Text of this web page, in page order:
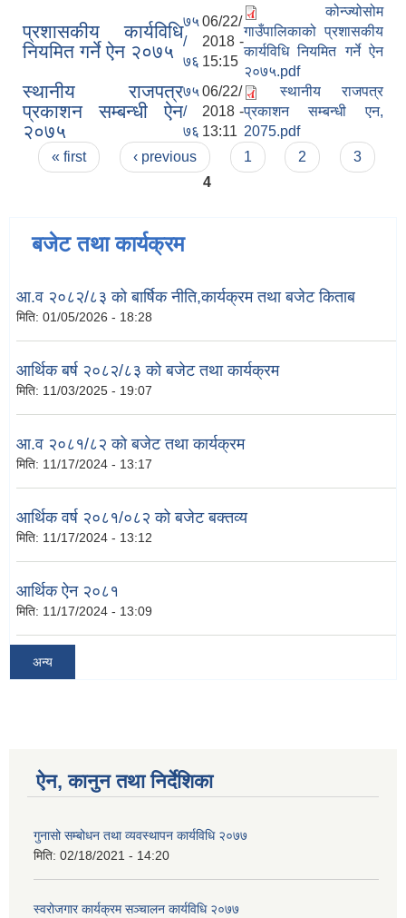
प्रशासकीय कार्यविधि
नियमित गर्ने ऐन २०७५
७५
/
७६
06/22/
2018 -
15:15
कोन्ज्योसोम
गाउँपालिकाको प्रशासकीय
कार्यविधि नियमित गर्ने ऐन
२०७५.pdf
स्थानीय राजपत्र
प्रकाशन सम्बन्धी ऐन
२०७५
७५
/
७६
06/22/
2018 -
13:11
स्थानीय राजपत्र
प्रकाशन सम्बन्धी एन,
2075.pdf
Pages
« first ‹ previous 1 2
3
4
बजेट तथा कार्यक्रम
आ.व २०८२/८३ को बार्षिक नीति,कार्यक्रम तथा बजेट किताब
मिति: 01/05/2026 - 18:28
आर्थिक बर्ष २०८२/८३ को बजेट तथा कार्यक्रम
मिति: 11/03/2025 - 19:07
आ.व २०८१/८२ को बजेट तथा कार्यक्रम
मिति: 11/17/2024 - 13:17
आर्थिक वर्ष २०८१/०८२ को बजेट बक्तव्य
मिति: 11/17/2024 - 13:12
आर्थिक ऐन २०८१
मिति: 11/17/2024 - 13:09
अन्य
ऐन, कानुन तथा निर्देशिका
गुनासो सम्बोधन तथा व्यवस्थापन कार्यविधि २०७७
मिति: 02/18/2021 - 14:20
स्वरोजगार कार्यक्रम सञ्चालन कार्यविधि २०७७